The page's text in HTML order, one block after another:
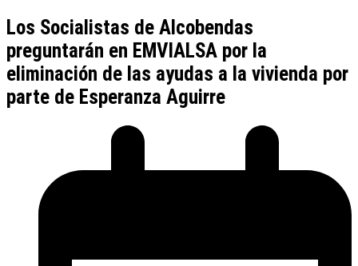
Los Socialistas de Alcobendas
preguntarán en EMVIALSA por la
eliminación de las ayudas a la vivienda por
parte de Esperanza Aguirre